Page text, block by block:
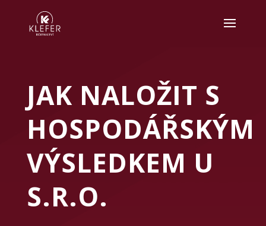
JAK NALOŽIT S
HOSPODÁŘSKÝM
VÝSLEDKEM U
S.R.O.